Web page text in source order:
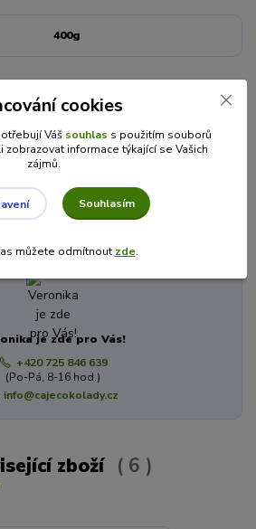
400g
kategoriích
Potřebujete poradit?
je zde pro Vás!
+420 725 846 639
(Po-Pá, 8-16 hod.)
info@cajecokolady.cz
zboží 6
cookies
Váš souhlas s použitím souborů
zobrazovat informace týkající se Vašich
zájmů.
Souhlasím
můžete odmítnout zde.